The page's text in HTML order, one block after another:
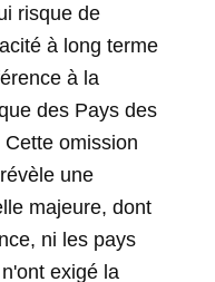
risque de
à long terme
à la
des Pays des
omission
une
majeure, dont
ni les pays
exigé la